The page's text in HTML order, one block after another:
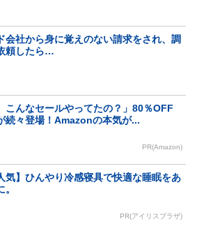
会社から身に覚えのない請求をされ、調
頼したら…
こんなセールやってたの？」80％OFF
続々登場！Amazonの本気が...
PR(Amazon)
気】ひんやり冷感寝具で快適な睡眠をあ
PR(アイリスプラザ)